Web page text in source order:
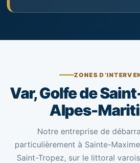
ZONES
Var, Golfe de
Alpes-
Notre entreprise de
particulièrement à Sainte-
Saint-Tropez, sur le littoral